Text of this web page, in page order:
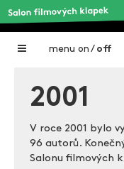
menu on / off
Nadační fond
Galerie
2001
V roce 2001 bylo
96 autorů.
Salonu filmových